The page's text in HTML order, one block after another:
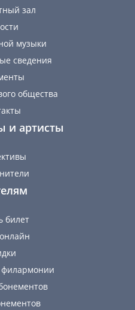
зал
музыки
сведения
общества
и артисты
билет
филармонии